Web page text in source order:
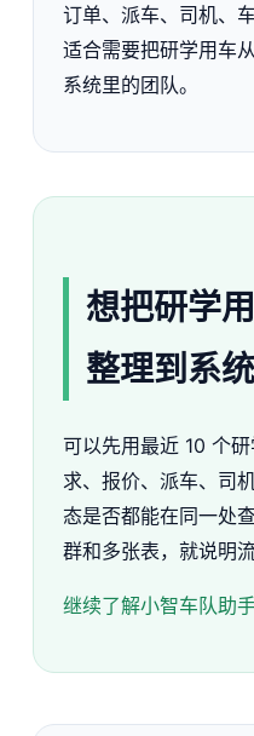
订单、派车、司机、
适合需要把研学用车
系统里的团队。
想把研学
整理到系统
可以先用最近 10 个
求、报价、派车、司
态是否都能在同一处
群和多张表，就说明
继续了解小智车队助